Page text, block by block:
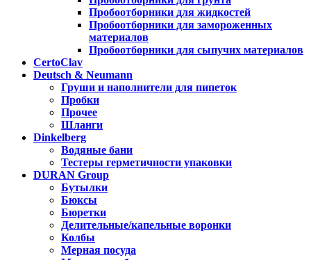
Пробоотборники для жидкостей
Пробоотборники для замороженных
материалов
Пробоотборники для сыпучих материалов
CertoClav
Deutsch & Neumann
Груши и наполнители для пипеток
Пробки
Прочее
Шланги
Dinkelberg
Водяные бани
Тестеры герметичности упаковки
DURAN Group
Бутылки
Бюксы
Бюретки
Делительные/капельные воронки
Колбы
Мерная посуда